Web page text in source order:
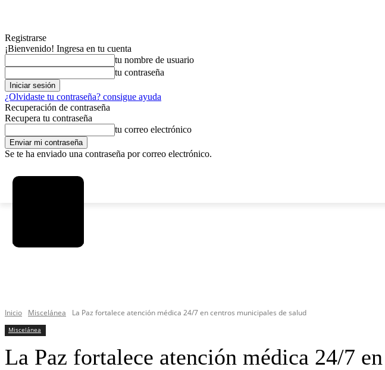
Registrarse
¡Bienvenido! Ingresa en tu cuenta
tu nombre de usuario
tu contraseña
¿Olvidaste tu contraseña? consigue ayuda
Recuperación de contraseña
Recupera tu contraseña
tu correo electrónico
Se te ha enviado una contraseña por correo electrónico.
Inicio Miscelánea La Paz fortalece atención médica 24/7 en centros municipales de salud
Miscelánea
La Paz fortalece atención médica 24/7